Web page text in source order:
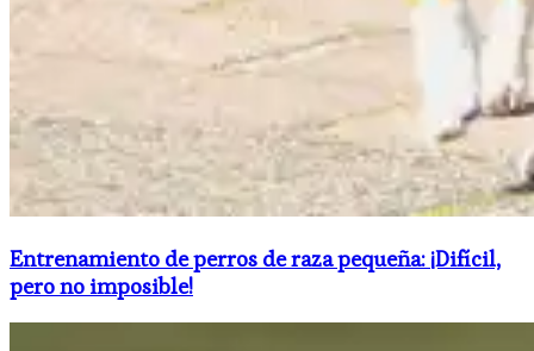
Entrenamiento de perros de raza pequeña: ¡Difícil,
pero no imposible!